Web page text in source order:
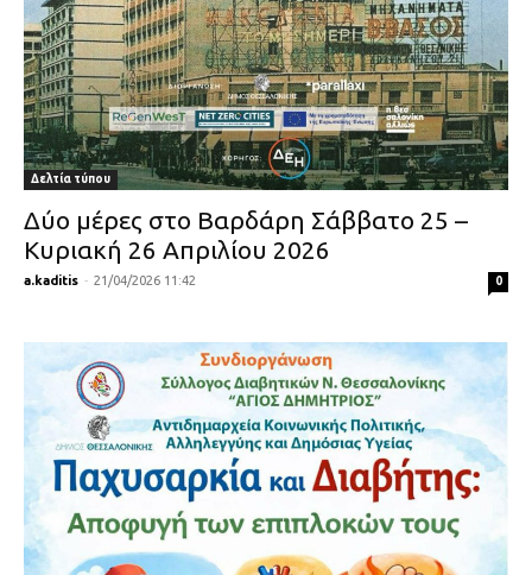
Δελτία τύπου
Δύο μέρες στο Βαρδάρη Σάββατο 25 –
Κυριακή 26 Απριλίου 2026
a.kaditis - 21/04/2026 11:42 0